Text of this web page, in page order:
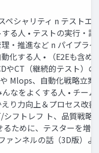
ペシャリティ n テストエ
る人 • テストの実行・設
・推進など n パイプラ
化する人 • （E2Eも含め
やCT（継続的テスト）の
Mlops、自動化戦略立案
なをよくする人 • チー
り力向上＆プロセス改
シフトレフ ト、品質戦略
るために、テスターを増
ァンネルの話（3D版）よ